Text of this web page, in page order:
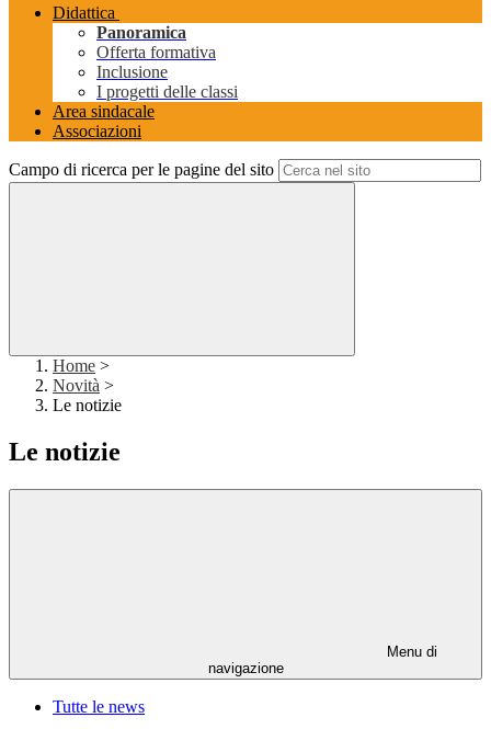
Didattica
Panoramica
Offerta formativa
Inclusione
I progetti delle classi
Area sindacale
Associazioni
Campo di ricerca per le pagine del sito
Home >
Novità >
Le notizie
Le notizie
Menu di
navigazione
Tutte le news